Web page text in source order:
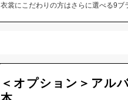
衣裳にこだわりの方はさらに選べる9ブ
＜オプション＞アル